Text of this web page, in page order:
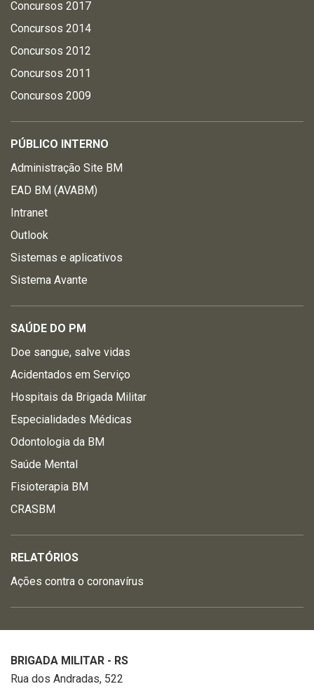
Concursos 2017
Concursos 2014
Concursos 2012
Concursos 2011
Concursos 2009
PÚBLICO INTERNO
Administração Site BM
EAD BM (AVABM)
Intranet
Outlook
Sistemas e aplicativos
Sistema Avante
SAÚDE DO PM
Doe sangue, salve vidas
Acidentados em Serviço
Hospitais da Brigada Militar
Especialidades Médicas
Odontologia da BM
Saúde Mental
Fisioterapia BM
CRASBM
RELATÓRIOS
Ações contra o coronavírus
BRIGADA MILITAR - RS
Rua dos Andradas, 522